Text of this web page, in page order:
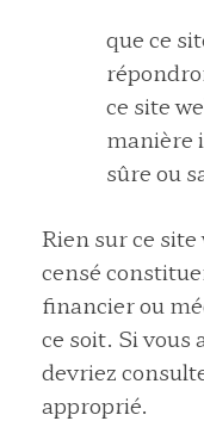
que ce
ce site
manière
sûre ou
Rien sur ce
censé
financier ou
ce soit. Si vous
devriez
approprié.